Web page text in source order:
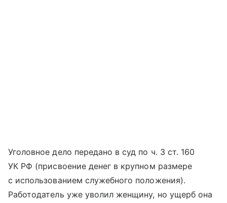
Уголовное дело передано в суд по ч. 3 ст. 160
УК РФ (присвоение денег в крупном размере
с использованием служебного положения).
Работодатель уже уволил женщину, но ущерб она